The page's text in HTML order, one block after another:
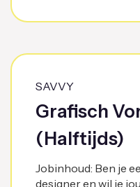
SAVVY
Grafisch
(Halftijds)
Jobinhoud: Ben je
designer en wil je